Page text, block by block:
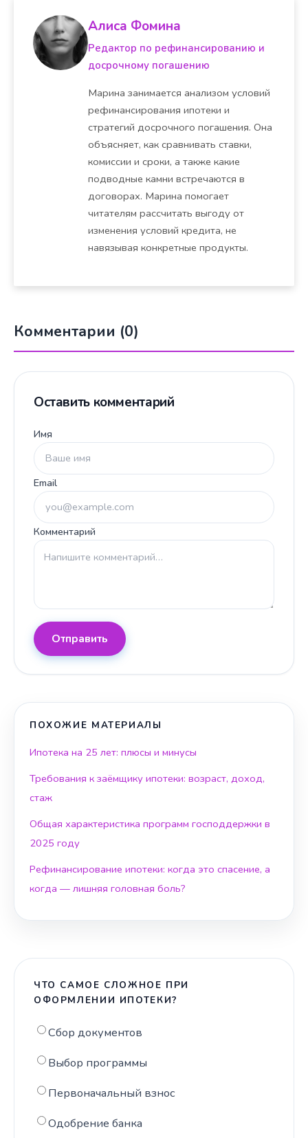
Алиса Фомина
Редактор по рефинансированию и
досрочному погашению
Марина занимается анализом условий
рефинансирования ипотеки и
стратегий досрочного погашения. Она
объясняет, как сравнивать ставки,
комиссии и сроки, а также какие
подводные камни встречаются в
договорах. Марина помогает
читателям рассчитать выгоду от
изменения условий кредита, не
навязывая конкретные продукты.
Комментарии (0)
Оставить комментарий
Имя
Email
Комментарий
Отправить
ПОХОЖИЕ МАТЕРИАЛЫ
Ипотека на 25 лет: плюсы и минусы
Требования к заёмщику ипотеки: возраст, доход,
стаж
Общая характеристика программ господдержки в
2025 году
Рефинансирование ипотеки: когда это спасение, а
когда — лишняя головная боль?
ЧТО САМОЕ СЛОЖНОЕ ПРИ
ОФОРМЛЕНИИ ИПОТЕКИ?
Сбор документов
Выбор программы
Первоначальный взнос
Одобрение банка